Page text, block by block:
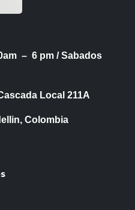
– 6 pm /Sabados
Local 211A
Colombia